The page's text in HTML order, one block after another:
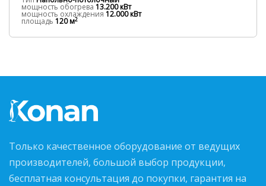
мощность обогрева 13.200 кВт
мощность охлаждения 12.000 кВт
площадь 120 м2
Только качественное оборудование от ведущих
производителей, большой выбор продукции,
бесплатная консультация до покупки, гарантия на